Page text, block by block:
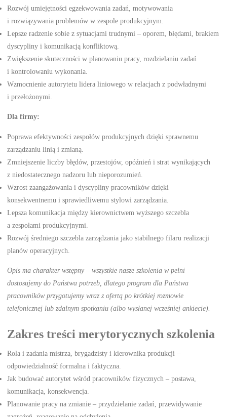
Rozwój umiejętności egzekwowania zadań, motywowania
i rozwiązywania problemów w zespole produkcyjnym.
Lepsze radzenie sobie z sytuacjami trudnymi – oporem, błędami, brakiem
dyscypliny i komunikacją konfliktową.
Zwiększenie skuteczności w planowaniu pracy, rozdzielaniu zadań
i kontrolowaniu wykonania.
Wzmocnienie autorytetu lidera liniowego w relacjach z podwładnymi
i przełożonymi.
Dla firmy:
Poprawa efektywności zespołów produkcyjnych dzięki sprawnemu
zarządzaniu linią i zmianą.
Zmniejszenie liczby błędów, przestojów, opóźnień i strat wynikających
z niedostatecznego nadzoru lub nieporozumień.
Wzrost zaangażowania i dyscypliny pracowników dzięki
konsekwentnemu i sprawiedliwemu stylowi zarządzania.
Lepsza komunikacja między kierownictwem wyższego szczebla
a zespołami produkcyjnymi.
Rozwój średniego szczebla zarządzania jako stabilnego filaru realizacji
planów operacyjnych.
Opis ma charakter wstępny – wszystkie nasze szkolenia w pełni
dostosujemy do Państwa potrzeb, dlatego program dla Państwa
pracowników przygotujemy wraz z ofertą po krótkiej rozmowie
telefonicznej lub zdalnym spotkaniu (albo wysłanej wcześniej ankiecie).
Zakres treści merytorycznych szkolenia
Rola i zadania mistrza, brygadzisty i kierownika produkcji –
odpowiedzialność formalna i faktyczna.
Jak budować autorytet wśród pracowników fizycznych – postawa,
komunikacja, konsekwencja.
Planowanie pracy na zmianie – przydzielanie zadań, przewidywanie